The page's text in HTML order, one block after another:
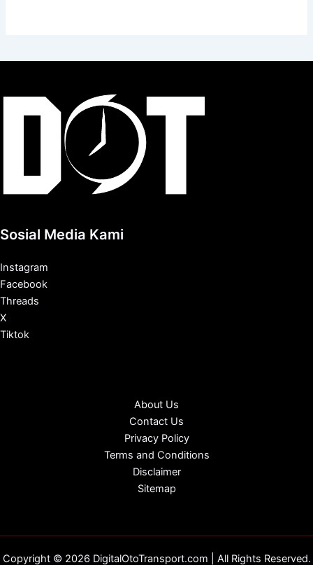
Sosial Media Kami
Instagram
Facebook
Threads
X
Tiktok
About Us
Contact Us
Privacy Policy
Terms and Conditions
Disclaimer
Sitemap
Copyright © 2026 DigitalOtoTransport.com | All Rights Reserved.